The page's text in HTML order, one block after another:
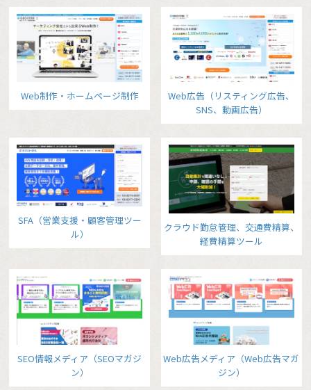
Web制作・ホームページ制作
Web広告（リスティング広告、
SNS、動画広告）
SFA（営業支援・顧客管理ツー
ル）
クラウド勤怠管理、交通費精算、
経費精算ツール
SEO情報メディア（SEOマガジ
ン）
Web広告メディア（Web広告マガ
ジン）